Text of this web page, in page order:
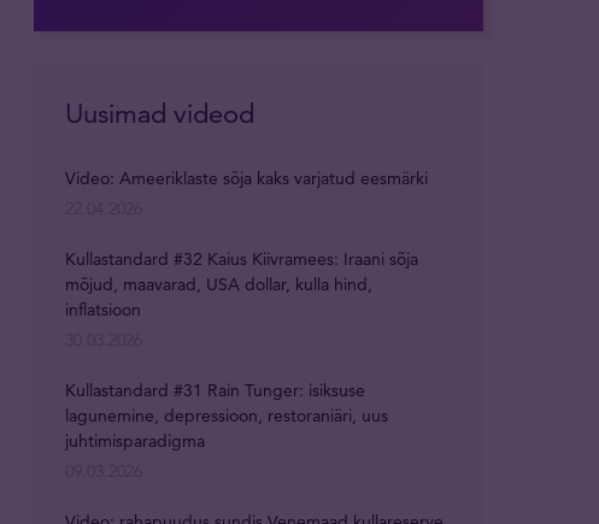
Uusimad videod
Video: Ameeriklaste sõja kaks varjatud eesmärki
Kullastandard #32 Kaius Kiivramees: Iraani sõja
mõjud, maavarad, USA dollar, kulla hind,
inflatsioon
Kullastandard #31 Rain Tunger: isiksuse
lagunemine, depressioon, restoraniäri, uus
juhtimisparadigma